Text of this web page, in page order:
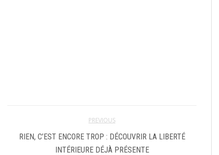
PREVIOUS
RIEN, C’EST ENCORE TROP : DÉCOUVRIR LA LIBERTÉ
INTÉRIEURE DÉJÀ PRÉSENTE